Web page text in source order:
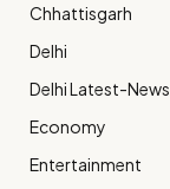
Chhattisgarh
Delhi
Delhi Latest-News
Economy
Entertainment